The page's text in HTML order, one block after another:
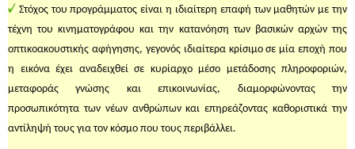
Στόχος του προγράμματος είναι η ιδιαίτερη επαφή των μαθητών με την
τέχνη του κινηματογράφου και την κατανόηση των βασικών αρχών της
οπτικοακουστικής αφήγησης, γεγονός ιδιαίτερα κρίσιμο σε μία εποχή που
η εικόνα έχει αναδειχθεί σε κυρίαρχο μέσο μετάδοσης πληροφοριών,
μεταφοράς γνώσης και επικοινωνίας, διαμορφώνοντας την
προσωπικότητα των νέων ανθρώπων και επηρεάζοντας καθοριστικά την
αντίληψή τους για τον κόσμο που τους περιβάλλει.